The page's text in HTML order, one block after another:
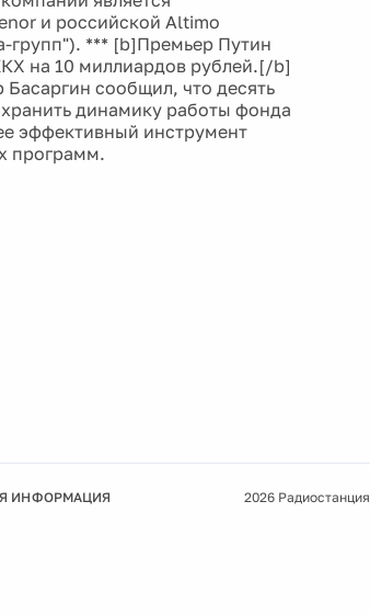
и российской Altimo
групп"). *** [b]Премьер Путин
на 10 миллиардов рублей.[/b]
сообщил, что десять
динамику работы фонда
эффективный инструмент
программ.
ИНФОРМАЦИЯ 2026